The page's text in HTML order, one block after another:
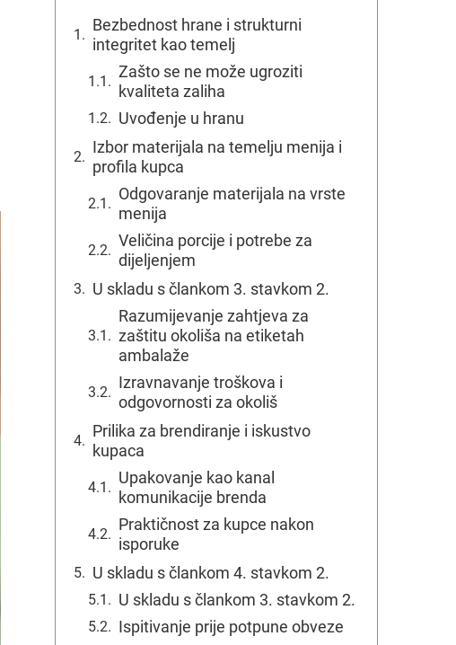
Bezbednost hrane i strukturni
integritet kao temelj
Zašto se ne može ugroziti
kvaliteta zaliha
Uvođenje u hranu
Izbor materijala na temelju menija i
profila kupca
Odgovaranje materijala na vrste
menija
Veličina porcije i potrebe za
dijeljenjem
U skladu s člankom 3. stavkom 2.
Razumijevanje zahtjeva za
zaštitu okoliša na etiketah
ambalaže
Izravnavanje troškova i
odgovornosti za okoliš
Prilika za brendiranje i iskustvo
kupaca
Upakovanje kao kanal
komunikacije brenda
Praktičnost za kupce nakon
isporuke
U skladu s člankom 4. stavkom 2.
U skladu s člankom 3. stavkom 2.
Ispitivanje prije potpune obveze